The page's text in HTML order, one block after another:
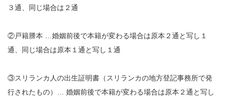
３通、同じ場合は２通
②戸籍謄本 …婚姻前後で本籍が変わる場合は原本２通と写し１
通、同じ場合は原本１通と写し１通
③スリランカ人の出生証明書（スリランカの地方登記事務所で発
行されたもの）… 婚姻前後で本籍が変わる場合は原本２通と写し